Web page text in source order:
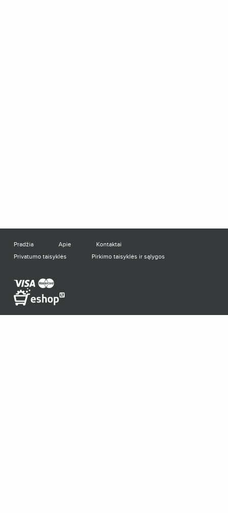
Pradžia Apie
Kontaktai
Privatumo taisyklės
Pirkimo taisyklės ir sąlygos